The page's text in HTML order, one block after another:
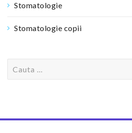
Stomatologie
Stomatologie copii
h